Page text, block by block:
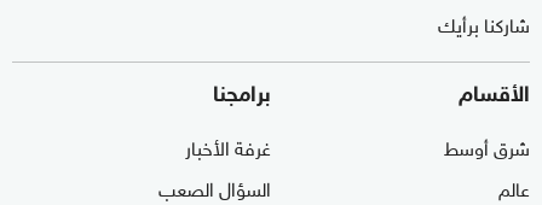
شاركنا برأيك
الأقسام
شرق أوسط
عالم
برامجنا
غرفة الأخبار
السؤال الصعب